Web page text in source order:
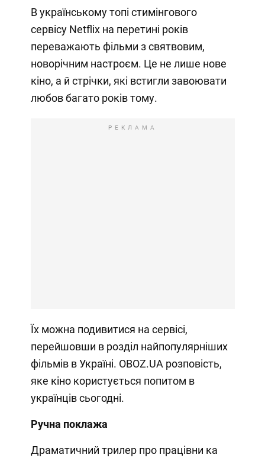
В українському топі стимінгового
сервісу Netflix на перетині років
переважають фільми з святвовим,
новорічним настроєм. Це не лише нове
кіно, а й стрічки, які встигли завоювати
любов багато років тому.
РЕКЛАМА
Їх можна подивитися на сервісі,
перейшовши в розділ найпопулярніших
фільмів в Україні. OBOZ.UA розповість,
яке кіно користується попитом в
українців сьогодні.
Ручна поклажа
Драматичний трилер про працівни ка